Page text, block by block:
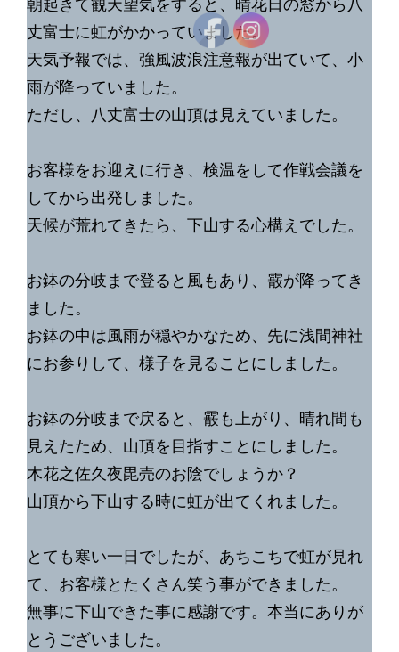
朝起きて観天望気をすると、晴花日の窓から八
丈富士に虹がかかっていました。
天気予報では、強風波浪注意報が出ていて、小
雨が降っていました。
ただし、八丈富士の山頂は見えていました。
お客様をお迎えに行き、検温をして作戦会議を
してから出発しました。
天候が荒れてきたら、下山する心構えでした。
お鉢の分岐まで登ると風もあり、霰が降ってき
ました。
お鉢の中は風雨が穏やかなため、先に浅間神社
にお参りして、様子を見ることにしました。
お鉢の分岐まで戻ると、霰も上がり、晴れ間も
見えたため、山頂を目指すことにしました。
木花之佐久夜毘売のお陰でしょうか？
山頂から下山する時に虹が出てくれました。
とても寒い一日でしたが、あちこちで虹が見れ
て、お客様とたくさん笑う事ができました。
無事に下山できた事に感謝です。本当にありが
とうございました。